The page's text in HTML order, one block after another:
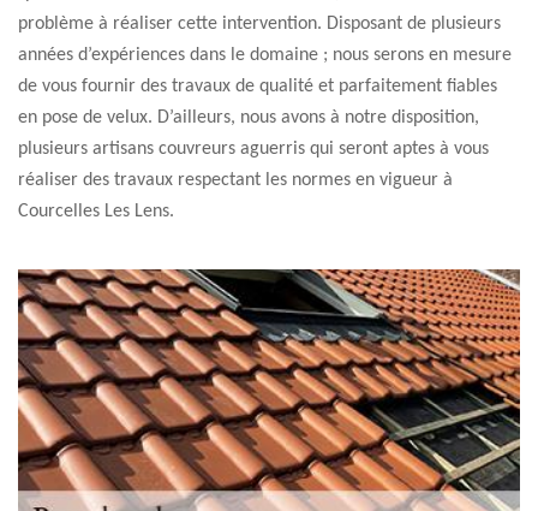
problème à réaliser cette intervention. Disposant de plusieurs
années d’expériences dans le domaine ; nous serons en mesure
de vous fournir des travaux de qualité et parfaitement fiables
en pose de velux. D’ailleurs, nous avons à notre disposition,
plusieurs artisans couvreurs aguerris qui seront aptes à vous
réaliser des travaux respectant les normes en vigueur à
Courcelles Les Lens.